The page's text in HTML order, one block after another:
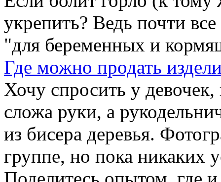
укрепить? Ведь почти
"для беременных и
Где можно продать
Хочу спросить у девочек,
сложа руки, а
из бисера деревья.
группе, но пока никаких